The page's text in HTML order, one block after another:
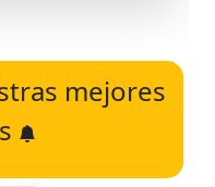
mejores